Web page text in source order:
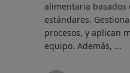
alimentaria basados
estándares.
procesos, y aplican
equipo. Además,